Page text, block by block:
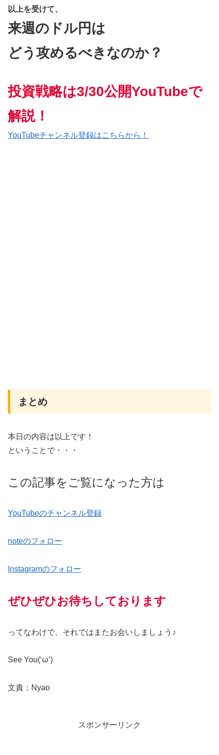
以上を受けて、
来週のドル円は
どう攻めるべきなのか？
投資戦略は3/30公開YouTubeで
解説！
YouTubeチャンネル登録はこちらから！
まとめ
本日の内容は以上です！
ということで・・・
この記事をご覧になった方は
YouTubeのチャンネル登録
noteのフォロー
Instagramのフォロー
ぜひぜひお待ちしております
ってなわけで、それではまたお会いしましょう♪
See You(‘ω’)
文責：Nyao
スポンサーリンク